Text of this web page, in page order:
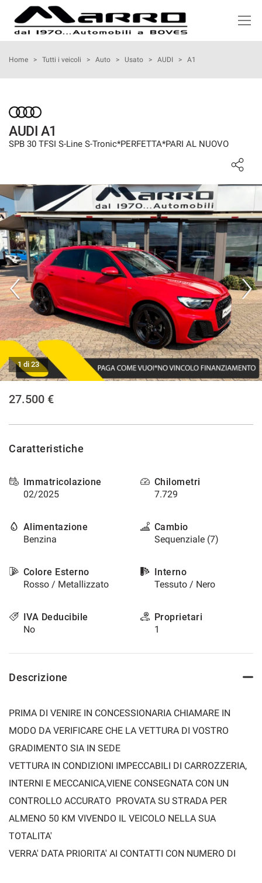
HOME
ASSISTENZA
SERVIZI
RECENSIONI
CONTATTI
NEWS
AREA COMMERCIANTI
Home > Tutti i veicoli > Auto > Usato > AUDI > A1
AUDI A1
SPB 30 TFSI S-Line S-Tronic*PERFETTA*PARI AL NUOVO
1 di 23
27.500 €
Caratteristiche
Immatricolazione
02/2025
Chilometri
7.729
Alimentazione
Benzina
Cambio
Sequenziale (7)
Colore Esterno
Rosso / Metallizzato
Interno
Tessuto / Nero
IVA Deducibile
No
Proprietari
1
Descrizione
PRIMA DI VENIRE IN CONCESSIONARIA CHIAMARE IN
MODO DA VERIFICARE CHE LA VETTURA DI VOSTRO
GRADIMENTO SIA IN SEDE
VETTURA IN CONDIZIONI IMPECCABILI DI CARROZZERIA,
INTERNI E MECCANICA,VIENE CONSEGNATA CON UN
CONTROLLO ACCURATO PROVATA SU STRADA PER
ALMENO 50 KM VIVENDO IL VEICOLO NELLA SUA
TOTALITA'
VERRA' DATA PRIORITA' AI CONTATTI CON NUMERO DI